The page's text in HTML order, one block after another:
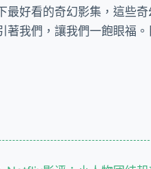
最好看的奇幻影集，這些奇
著我們，讓我們一飽眼福。